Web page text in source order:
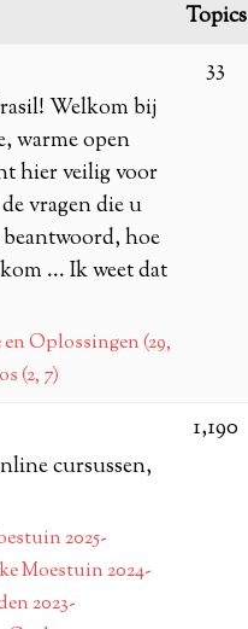
Topics
Welkom bij
warme open
hier veilig voor
vragen die u
hoe
... Ik weet dat
Oplossingen (29,
(2, 7)
33
cursussen,
2025-
Moestuin 2024-
2023-
1,190